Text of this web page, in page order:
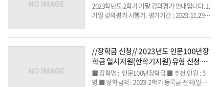
2023학년도 2학기 기말 강의평가 안내입니다.1.
기말 강의평가 시행가. 평가기간 : 2023.11.29
//장학금 신청// 2023년도 인문100년장
학금 일시지원(한학기지원) 유형 신청 안
내
■ 장학명 : 인문100년장학금 ■ 추천 인원 : 5
명 ■ 장학금액 : 2023-2학기 등록금 전액(일회